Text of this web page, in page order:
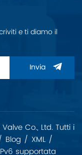
e ti diamo il
Invia
Co., Ltd. Tutti i
Blog / XML /
supportata